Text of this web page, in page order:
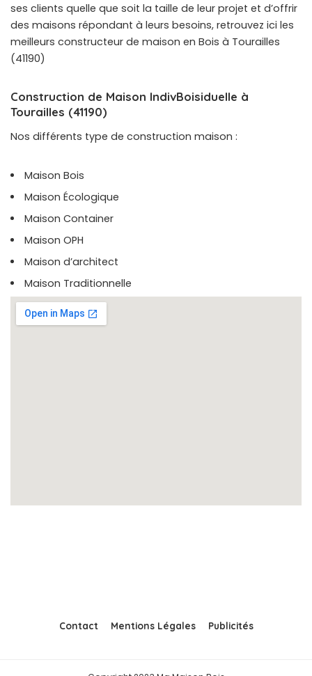
ses clients quelle que soit la taille de leur projet et d’offrir
des maisons répondant à leurs besoins, retrouvez ici les
meilleurs constructeur de maison en Bois à Tourailles
(41190)
Construction de Maison IndivBoisiduelle à
Tourailles (41190)
Nos différents type de construction maison :
Maison Bois
Maison Écologique
Maison Container
Maison OPH
Maison d’architect
Maison Traditionnelle
Contact Mentions Légales Publicités